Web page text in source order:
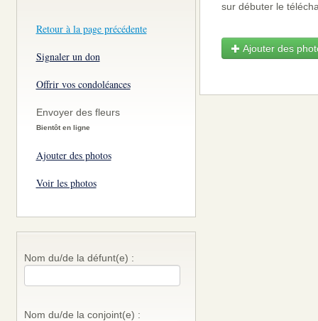
Retour à la page précédente
Signaler un don
Offrir vos condoléances
Envoyer des fleurs
Bientôt en ligne
Ajouter des photos
Voir les photos
Nom du/de la défunt(e) :
Nom du/de la conjoint(e) :
sur débuter le
Ajouter des